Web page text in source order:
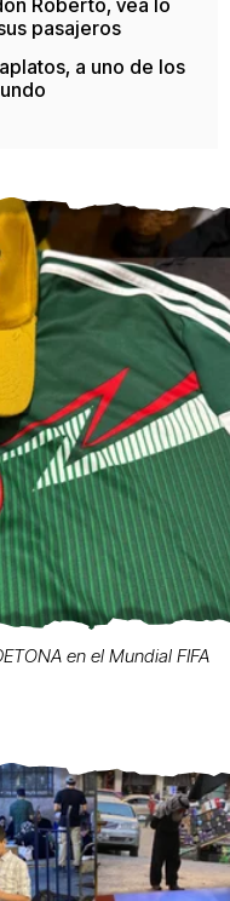
Roberto, vea lo
pasajeros
a uno de los
en el Mundial FIFA